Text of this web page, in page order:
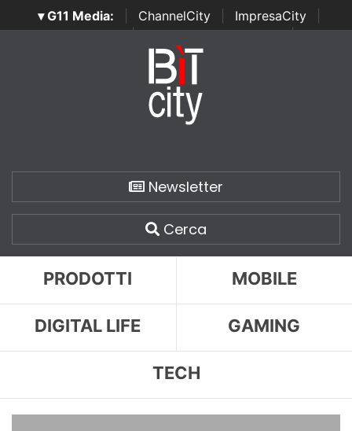
▾ G11 Media: ChannelCity ImpresaCity
SecurityOpenLab | Italian Channel Awards | Italian
Italian Security Awards
Newsletter
Cerca
PRODOTTI MOBILE
DIGITAL LIFE GAMING
TECH